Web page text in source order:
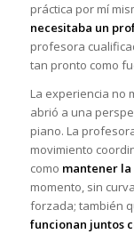
práctica por mí
necesitaba un
profesora
tan pronto como
La experiencia no
abrió a una
piano. La
movimiento
como mantener la
momento, sin
forzada; también
funcionan juntos